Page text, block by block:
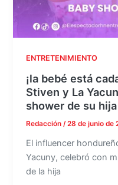
ENTRETENIMIENTO
¡la bebé está
Stiven y La
shower de su hija
Redacción/28 de junio de
El influencer
Yacuny, celebró con
de la hija